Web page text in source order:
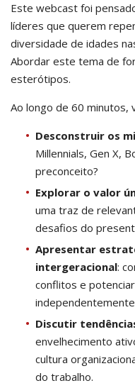
Este webcast foi
líderes que querem
diversidade de idades
Abordar este tema de
esterótipos.
Ao longo de 60 minutos,
Desconstruir os
Millennials, Gen X,
preconceito?
Explorar o valor
uma traz de
desafios do
Apresentar
intergeracional:
conflitos e
Discutir
envelhecimento
cultura
do trabalho.